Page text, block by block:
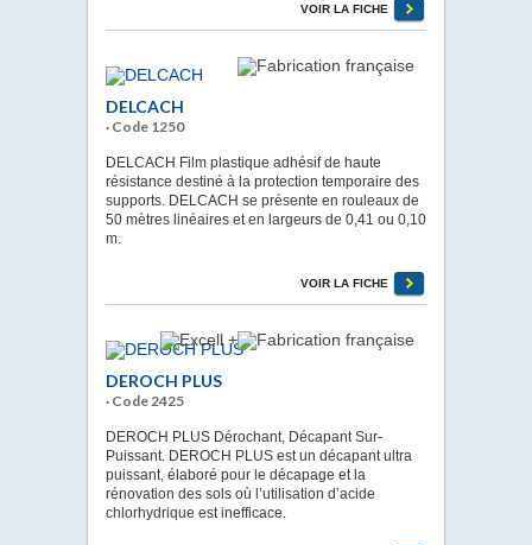
VOIR LA FICHE
DELCACH
· Code 1250
DELCACH Film plastique adhésif de haute
résistance destiné à la protection temporaire des
supports. DELCACH se présente en rouleaux de
50 mètres linéaires et en largeurs de 0,41 ou 0,10
m.
VOIR LA FICHE
DEROCH PLUS
· Code 2425
DEROCH PLUS Dérochant, Décapant Sur-
Puissant. DEROCH PLUS est un décapant ultra
puissant, élaboré pour le décapage et la
rénovation des sols où l’utilisation d’acide
chlorhydrique est inefficace.